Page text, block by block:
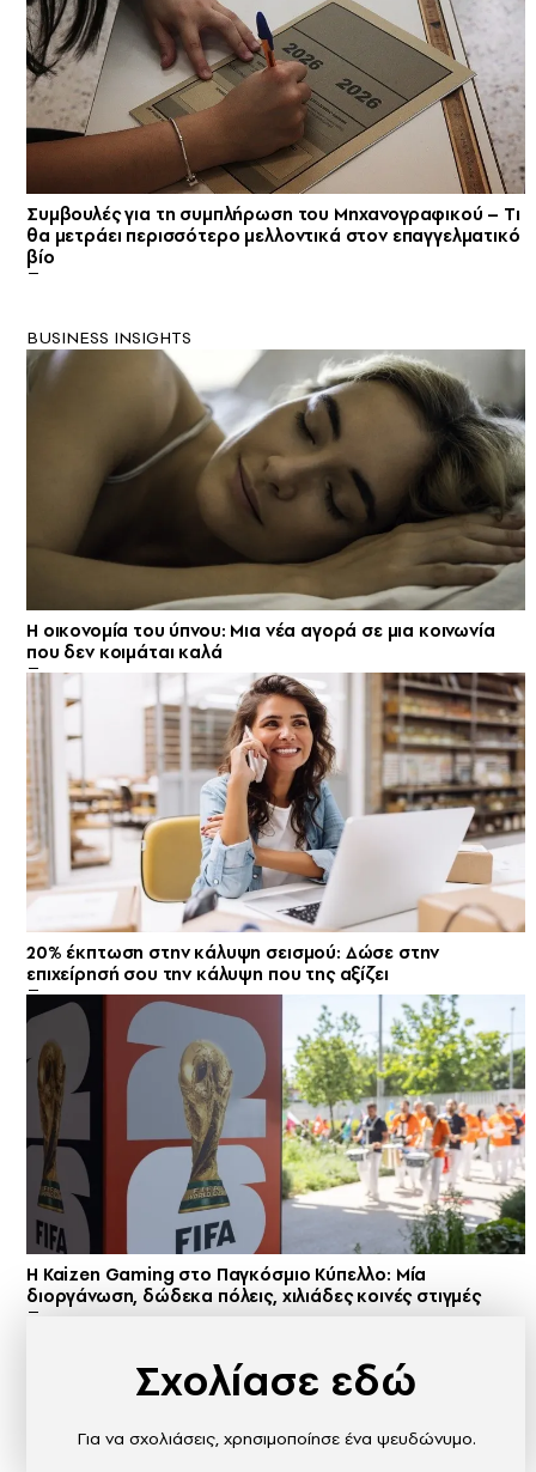
Συμβουλές για τη συμπλήρωση του Μηχανογραφικού – Tι
θα μετράει περισσότερο μελλοντικά στον επαγγελματικό
βίο
BUSINESS INSIGHTS
Η οικονομία του ύπνου: Μια νέα αγορά σε μια κοινωνία
που δεν κοιμάται καλά
20% έκπτωση στην κάλυψη σεισμού: Δώσε στην
επιχείρησή σου την κάλυψη που της αξίζει
H Kaizen Gaming στο Παγκόσμιο Kύπελλο: Μία
διοργάνωση, δώδεκα πόλεις, χιλιάδες κοινές στιγμές
Σχολίασε εδώ
Για να σχολιάσεις, χρησιμοποίησε ένα ψευδώνυμο.